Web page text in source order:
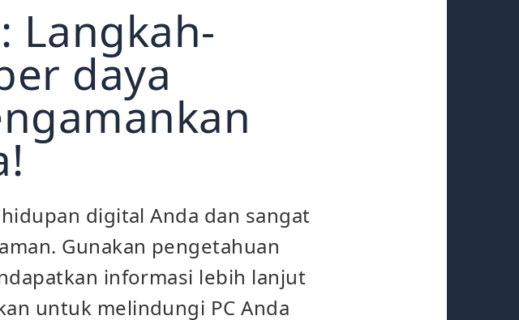
Langkah-
daya
digital Anda dan sangat
Gunakan pengetahuan
informasi lebih lanjut
untuk melindungi PC Anda